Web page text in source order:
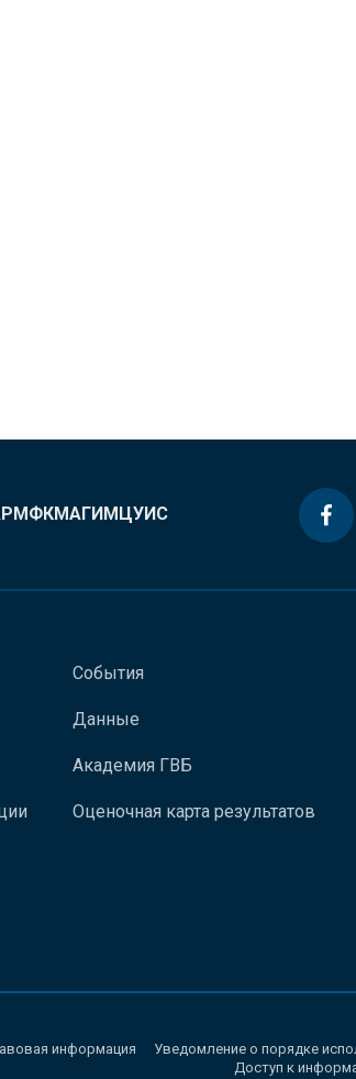
МФКМАГИМЦУИС
События
Данные
Академия ГВБ
Оценочная карта результатов
информация Уведомление о порядке
Доступ к